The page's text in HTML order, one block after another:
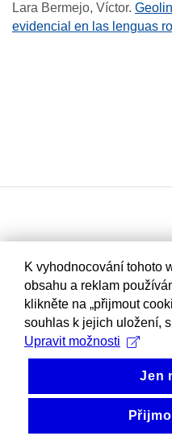
Lara Bermejo, Víctor.
evidencial en las lenguas
K vyhodnocování tohoto
obsahu a reklam
klikněte na „přijmout
souhlas k jejich uložení,
Upravit možnosti
Jen